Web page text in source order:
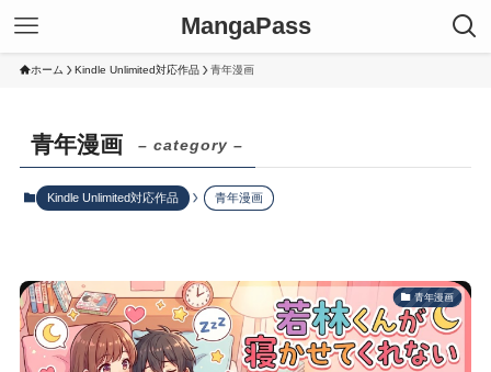
MangaPass
ホーム Kindle Unlimited対応作品 青年漫画
青年漫画 – category –
Kindle Unlimited対応作品 青年漫画
青年漫画